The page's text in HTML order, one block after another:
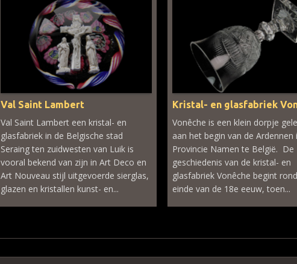
Val Saint Lambert
Val Saint Lambert een kristal- en
glasfabriek in de Belgische stad
Seraing ten zuidwesten van Luik is
vooral bekend van zijn in Art Deco en
Art Nouveau stijl uitgevoerde sierglas,
glazen en kristallen kunst- en...
Kristal- en glasfabriek
Vonêche is een klein dorpje
aan het begin van de Ardennen
Provincie Namen te België. De
geschiedenis van de kristal- en
glasfabriek Vonêche begint
einde van de 18e eeuw, toen...